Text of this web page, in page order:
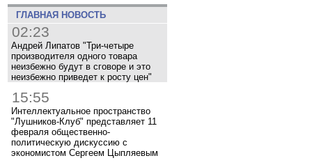
ГЛАВНАЯ НОВОСТЬ
02:23
Андрей Липатов "Три-четыре
производителя одного товара
неизбежно будут в сговоре и это
неизбежно приведет к росту цен"
15:55
Интеллектуальное пространство
"Лушников-Клуб" представляет 11
февраля общественно-
политическую дискуссию с
экономистом Сергеем Цыпляевым